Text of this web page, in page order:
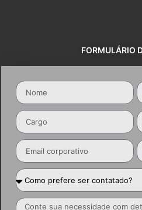
FORMULÁRIO